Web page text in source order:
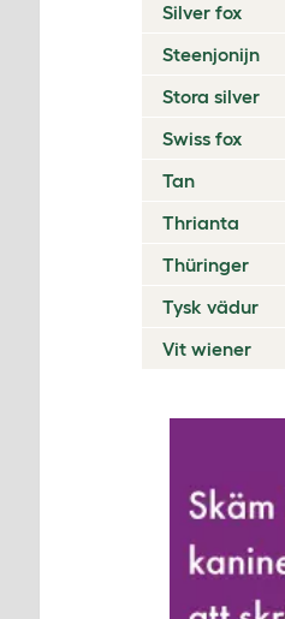
Silver fox
Steenjonijn
Stora silver
Swiss fox
Tan
Thrianta
Thüringer
Tysk vädur
Vit wiener